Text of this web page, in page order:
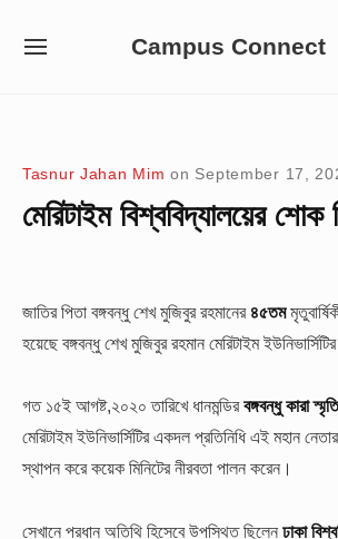
Campus Connect
SITE
Tasnur Jahan Mim on September 17,
মেরিটাইম বিশ্ববিদ্যালয়ের শোক
জাতির পিতা বঙ্গবন্ধু শেখ মুজিবুর রহমানের ৪৫তম
হয়েছে বঙ্গবন্ধু শেখ মুজিবুর রহমান মেরিটাইম
গত ১৫ই আগষ্ট,২০২০ তারিখে ধানমন্ডিরবঙ্গবন্ধু কারা
মেরিটাইম ইউনিভার্সিটির একদল প্রতিনিধি এই মহান
স্থাপন করে কয়েক মিনিটের নীরবতা পালন করেন।
সেখানে প্রধান অতিথি হিসেবে উপস্থিত ছিলেন ঢাকা